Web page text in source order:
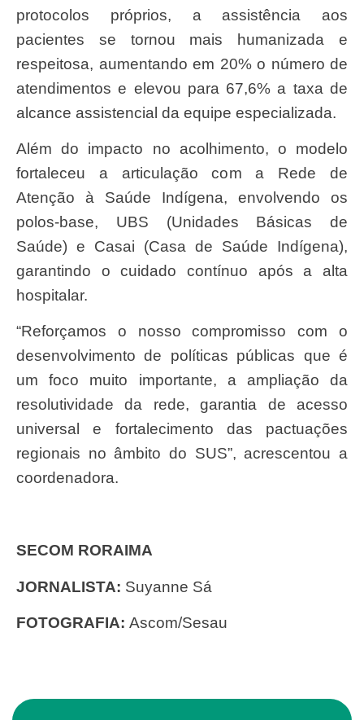
protocolos próprios, a assistência aos
pacientes se tornou mais humanizada e
respeitosa, aumentando em 20% o número de
atendimentos e elevou para 67,6% a taxa de
alcance assistencial da equipe especializada.
Além do impacto no acolhimento, o modelo
fortaleceu a articulação com a Rede de
Atenção à Saúde Indígena, envolvendo os
polos-base, UBS (Unidades Básicas de
Saúde) e Casai (Casa de Saúde Indígena),
garantindo o cuidado contínuo após a alta
hospitalar.
“Reforçamos o nosso compromisso com o
desenvolvimento de políticas públicas que é
um foco muito importante, a ampliação da
resolutividade da rede, garantia de acesso
universal e fortalecimento das pactuações
regionais no âmbito do SUS”, acrescentou a
coordenadora.
SECOM RORAIMA
JORNALISTA: Suyanne Sá
FOTOGRAFIA: Ascom/Sesau